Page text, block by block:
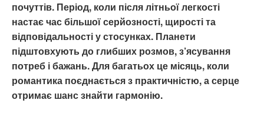
почуттів. Період, коли після літньої легкості
настає час більшої серйозності, щирості та
відповідальності у стосунках. Планети
підштовхують до глибших розмов, з’ясування
потреб і бажань. Для багатьох це місяць, коли
романтика поєднається з практичністю, а серце
отримає шанс знайти гармонію.